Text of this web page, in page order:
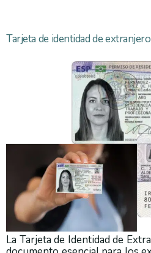
Tarjeta de identidad de
La Tarjeta de Identidad de